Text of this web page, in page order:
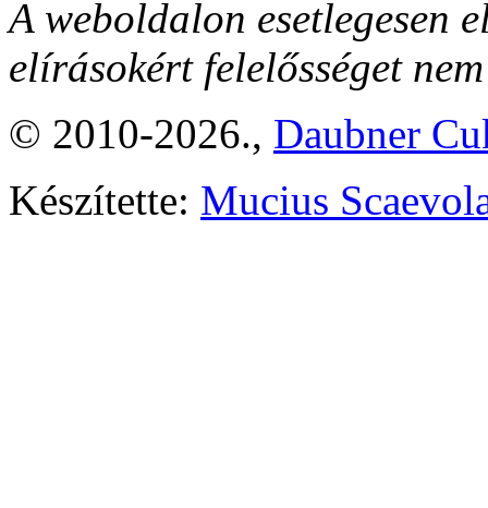
A weboldalon esetlegesen
elírásokért felelősséget
© 2010-2026., Daubner
Készítette: Mucius